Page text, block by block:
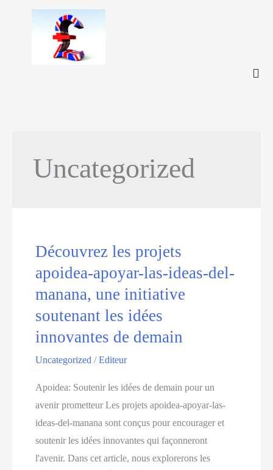
Uncategorized
Découvrez les projets
apoidea-apoyar-las-ideas-del-
manana, une initiative
soutenant les idées
innovantes de demain
Uncategorized /Editeur
Apoidea: Soutenir les idées de demain pour un
avenir prometteur Les projets apoidea-apoyar-las-
ideas-del-manana sont conçus pour encourager et
soutenir les idées innovantes qui façonneront
l'avenir. Dans cet article, nous explorerons les